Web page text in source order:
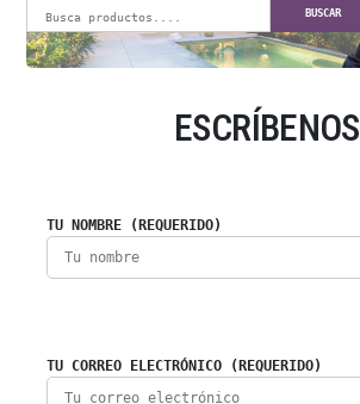
BUSCAR
ESCRÍBENOS
TU NOMBRE (REQUERIDO)
TU CORREO ELECTRÓNICO (REQUERIDO)